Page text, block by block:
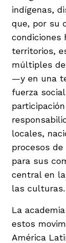
indígenas,
que, por su
condiciones
territorios,
múltiples
—y en una
fuerza
locales,
procesos
para sus
central en
las culturas.
La
estos
América